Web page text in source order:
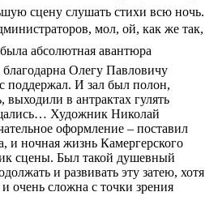
сцену слушать стихи всю ночь.
мол, ой, как же так,
абсолютная авантюра
Олегу Павловичу
поддержал. И зал был полон,
выходили в антрактах гулять
Художник Николай
оформление – поставил
и ночная жизнь Камергерского
сцены. Был такой душевный
и развивать эту затею, хотя
очень сложна с точки зрения